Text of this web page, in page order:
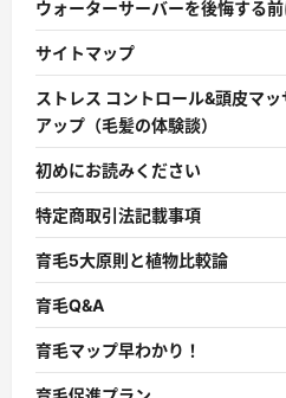
ウォーターサーバーを後悔する
サイトマップ
ストレス コントロール&頭皮マ
アップ（毛髪の体験談）
初めにお読みください
特定商取引法記載事項
育毛5大原則と植物比較論
育毛Q&A
育毛マップ早わかり！